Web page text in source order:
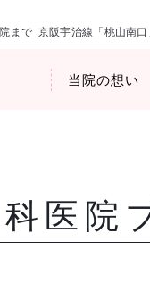
まで 京阪宇治線「桃山南
当院の想い
医院